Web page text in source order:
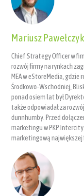
Mariusz Pawełczyk
Chief Strategy Officer w
rozwój firmy na rynkach
MEA w eStoreMedia, gdzie
Środkowo-Wschodniej,
ponad osiem lat był
także odpowiadał za
dunnhumby. Przed
marketingu w PKP
marketingową największej